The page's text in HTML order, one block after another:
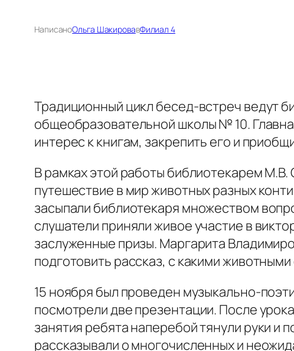
НаписаноОльга ШакировавФилиал 4
Традиционный цикл бесед-встреч ведут
общеобразовательной школы № 10.
интерес к книгам, закрепить его и
В рамках этой работы библиотекарем
путешествие в мир животных разных
засыпали библиотекаря множеством
слушатели приняли живое участие в
заслуженные призы. Маргарита
подготовить рассказ, с какими
15 ноября был проведен музыкально-
посмотрели две презентации. После
занятия ребята наперебой тянули руки
рассказывали о многочисленных и